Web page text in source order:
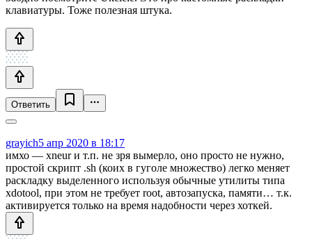
клавиатуры. Тоже полезная штука.
Ответить
grayich5 апр 2020 в 18:17
имхо — xneur и т.п. не зря вымерло, оно просто не нужно,
простой скрипт .sh (коих в гуголе множество) легко меняет
раскладку выделенного используя обычные утилиты типа
xdotool, при этом не требует root, автозапуска, памяти… т.к.
активируется только на время надобности через хоткей.